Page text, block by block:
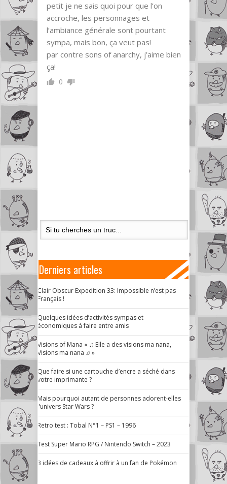
petit je ne sais quoi pour que l’on
accroche, les personnages et
l’ambiance générale sont pourtant
sympa, mais bon, ça veut pas!
par contre sons of anarchy, j’aime bien
ça!
0
Derniers articles
Clair Obscur Expedition 33: Impossible n’est pas
Français !
Quelques idées d’activités sympas et
économiques à faire entre amis
Visions of Mana « ♫ Elle a des visions ma nana,
Visions ma nana ♫ »
Que faire si une cartouche d’encre a séché dans
votre imprimante ?
Mais pourquoi autant de personnes adorent-elles
l’univers Star Wars ?
Retro test : Tobal N°1 – PS1 – 1996
Test Super Mario RPG / Nintendo Switch – 2023
3 idées de cadeaux à offrir à un fan de Pokémon